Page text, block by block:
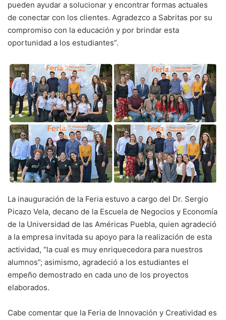
pueden ayudar a solucionar y encontrar formas actuales
de conectar con los clientes. Agradezco a Sabritas por su
compromiso con la educación y por brindar esta
oportunidad a los estudiantes”.
La inauguración de la Feria estuvo a cargo del Dr. Sergio
Picazo Vela, decano de la Escuela de Negocios y Economía
de la Universidad de las Américas Puebla, quien agradeció
a la empresa invitada su apoyo para la realización de esta
actividad, “la cual es muy enriquecedora para nuestros
alumnos”; asimismo, agradeció a los estudiantes el
empeño demostrado en cada uno de los proyectos
elaborados.
Cabe comentar que la Feria de Innovación y Creatividad es